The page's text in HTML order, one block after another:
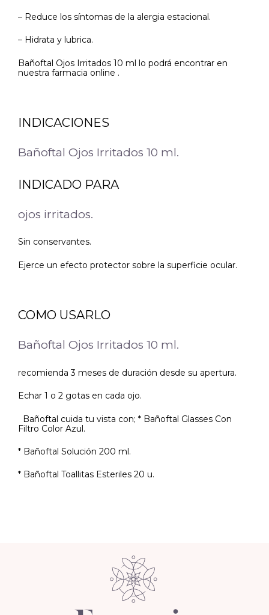
– Reduce los síntomas de la alergia estacional.
– Hidrata y lubrica.
Bañoftal Ojos Irritados 10 ml lo podrá encontrar en
nuestra farmacia online .
INDICACIONES
Bañoftal Ojos Irritados 10 ml.
INDICADO PARA
ojos irritados.
Sin conservantes.
Ejerce un efecto protector sobre la superficie ocular.
COMO USARLO
Bañoftal Ojos Irritados 10 ml.
recomienda 3 meses de duración desde su apertura.
Echar 1 o 2 gotas en cada ojo.
Bañoftal cuida tu vista con; * Bañoftal Glasses Con
Filtro Color Azul.
* Bañoftal Solución 200 ml.
* Bañoftal Toallitas Esteriles 20 u.